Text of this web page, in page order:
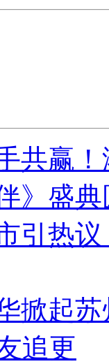
共赢
》盛
引热
掀起
追更